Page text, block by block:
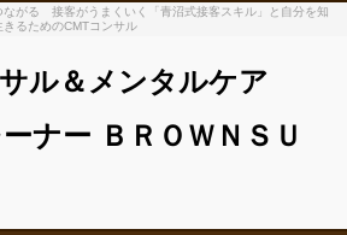
ながる 接客がうまくいく「青沼式接客スキル」と自分を知
るためのCMTコンサル
ル＆メンタルケア
ナー ＢＲＯＷＮＳＵ